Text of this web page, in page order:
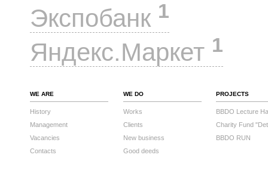
Экспобанк 1
Яндекс.Маркет 1
WE ARE
History
Management
Vacancies
Contacts
WE DO
Works
Clients
New business
Good deeds
PROJECTS
BBDO Lecture
Charity Fund
BBDO RUN